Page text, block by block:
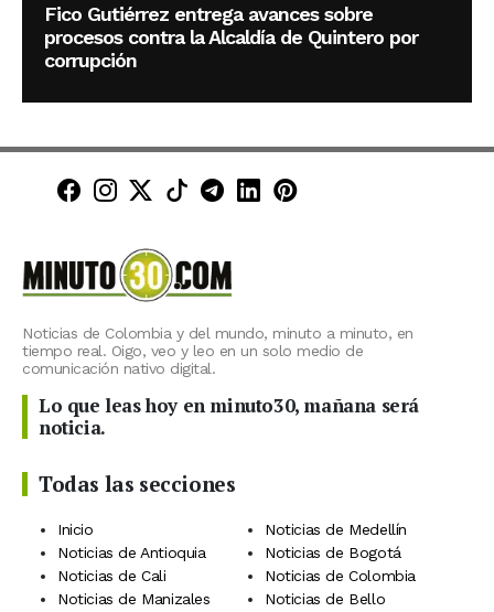
Fico Gutiérrez entrega avances sobre
procesos contra la Alcaldía de Quintero por
corrupción
Minuto30 en Facebook
Minuto30 en Instagram
Minuto30 en X (Twitter)
Minuto30 en TikTok
Canal de Minuto30 en
Minuto30 en LinkedIn
Minuto30 en
Noticias de Colombia y del mundo, minuto a minuto, en
tiempo real. Oigo, veo y leo en un solo medio de
comunicación nativo digital.
Lo que leas hoy en minuto30, mañana será
noticia.
Todas las secciones
Inicio
Noticias de Medellín
Noticias de Antioquia
Noticias de Bogotá
Noticias de Cali
Noticias de Colombia
Noticias de Manizales
Noticias de Bello